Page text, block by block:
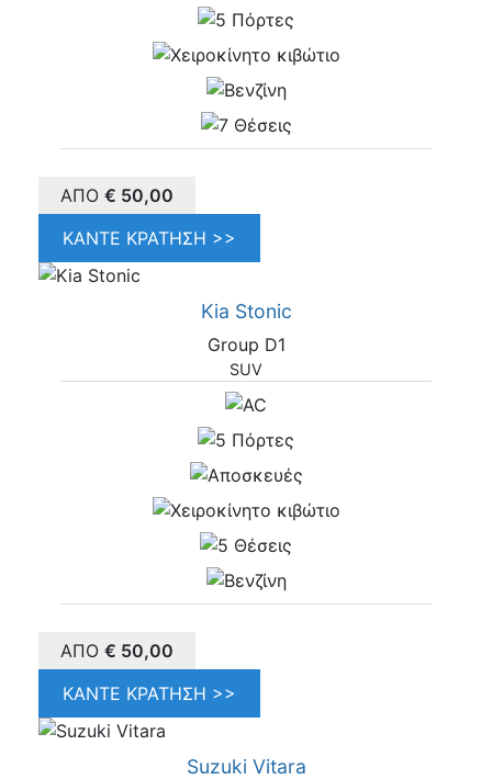
ΑΠΌ € 50,00
ΚΆΝΤΕ ΚΡΆΤΗΣΗ >>
Kia Stonic
Group D1
SUV
ΑΠΌ € 50,00
ΚΆΝΤΕ ΚΡΆΤΗΣΗ >>
Suzuki Vitara